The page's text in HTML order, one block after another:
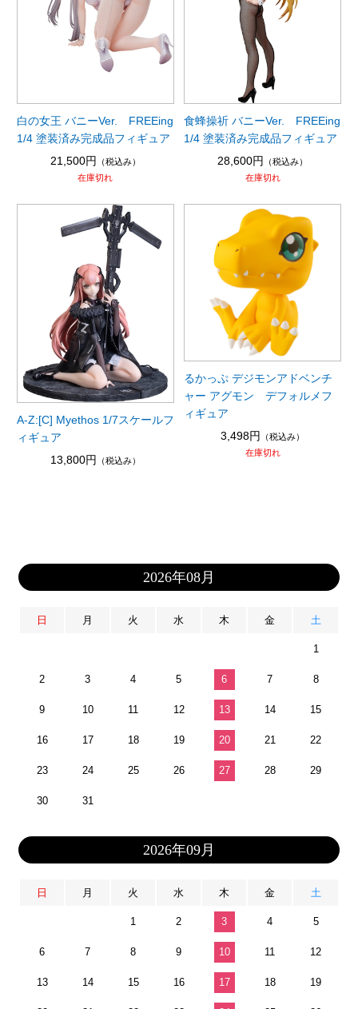
白の女王 バニーVer. FREEing
1/4 塗装済み完成品フィギュア
21,500円
（税込み）
在庫切れ
食蜂操祈 バニーVer. FREEing
1/4 塗装済み完成品フィギュア
28,600円
（税込み）
在庫切れ
A-Z:[C] Myethos 1/7スケールフ
ィギュア
13,800円
（税込み）
るかっぷ デジモンアドベンチ
ャー アグモン デフォルメフ
ィギュア
3,498円
（税込み）
在庫切れ
2026年08月
日 月 火 水 木 金 土
1
2 3 4 5 6 7 8
9 10 11 12 13 14 15
16 17 18 19 20 21 22
23 24 25 26 27 28 29
30 31
2026年09月
日 月 火 水 木 金 土
1 2 3 4 5
6 7 8 9 10 11 12
13 14 15 16 17 18 19